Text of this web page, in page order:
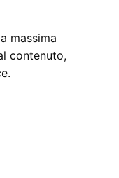
massima
contenuto,